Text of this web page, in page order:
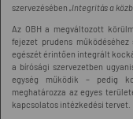
szervezésében „Integritás a
Az OBH a megváltozott
fejezet prudens
egészét érintően integrált
a bírósági szervezetben
egység működik – pedig
meghatározza az egyes
kapcsolatos intézkedési tervet.